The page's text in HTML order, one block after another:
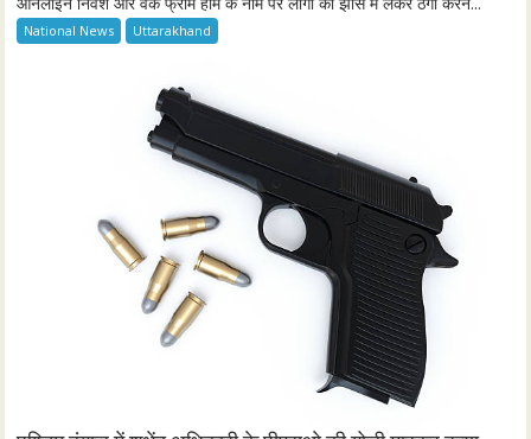
National News Uttarakhand